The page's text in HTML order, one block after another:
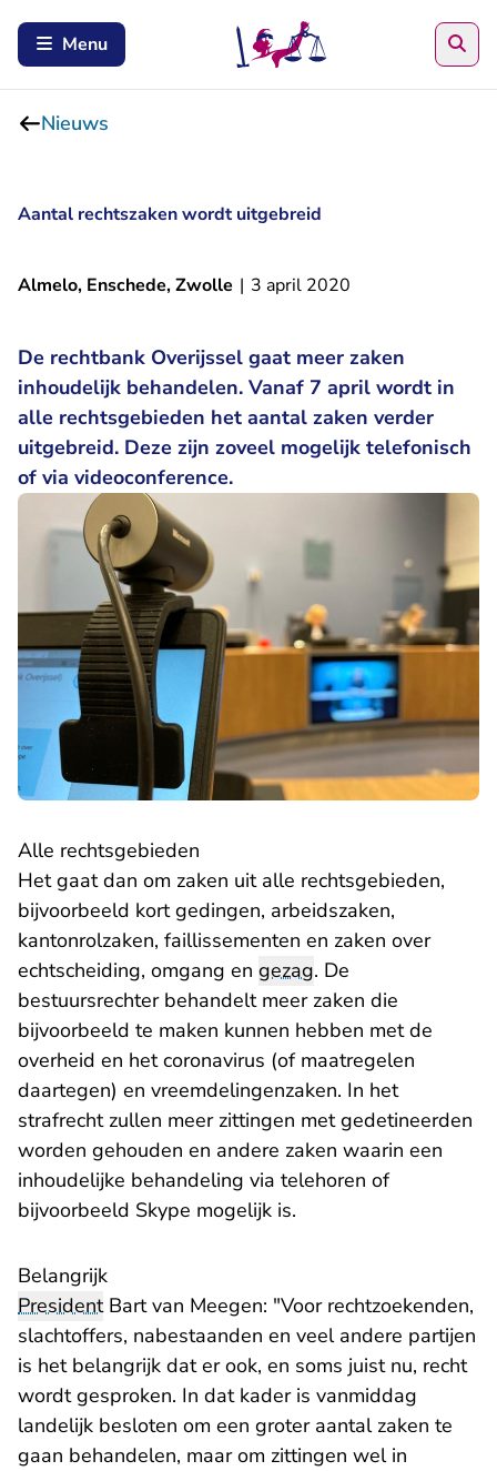
Menu
Nieuws
Aantal rechtszaken wordt uitgebreid
Almelo, Enschede, Zwolle | 3 april 2020
De rechtbank Overijssel gaat meer zaken
inhoudelijk behandelen. Vanaf 7 april wordt in
alle rechtsgebieden het aantal zaken verder
uitgebreid. Deze zijn zoveel mogelijk telefonisch
of via videoconference.
Alle rechtsgebieden
Het gaat dan om zaken uit alle rechtsgebieden,
bijvoorbeeld kort gedingen, arbeidszaken,
kantonrolzaken, faillissementen en zaken over
echtscheiding, omgang en gezag. De
bestuursrechter behandelt meer zaken die
bijvoorbeeld te maken kunnen hebben met de
overheid en het coronavirus (of maatregelen
daartegen) en vreemdelingenzaken. In het
strafrecht zullen meer zittingen met gedetineerden
worden gehouden en andere zaken waarin een
inhoudelijke behandeling via telehoren of
bijvoorbeeld Skype mogelijk is.
Belangrijk
PresidentBart van Meegen: "Voor rechtzoekenden,
slachtoffers, nabestaanden en veel andere partijen
is het belangrijk dat er ook, en soms juist nu, recht
wordt gesproken. In dat kader is vanmiddag
landelijk besloten om een groter aantal zaken te
gaan behandelen, maar om zittingen wel in